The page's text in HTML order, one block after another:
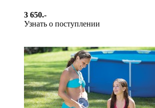
3 650.-
Узнать о поступлении